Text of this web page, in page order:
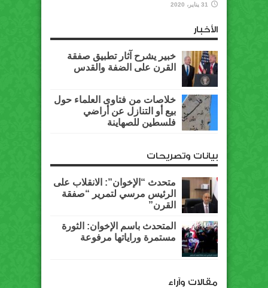
31 يناير، 2020
الأخبار
خبير يشرح آثار تطبيق صفقة
القرن على الضفة والقدس
خلاصات من فتاوى العلماء حول
بيع أو التنازل عن أراضي
فلسطين للصهاينة
بيانات وتصريحات
متحدث “الإخوان”: الانقلاب على
الرئيس مرسي لتمرير “صفقة
القرن”
المتحدث باسم الإخوان: الثورة
مستمرة وراياتها مرفوعة
مقالات وآراء